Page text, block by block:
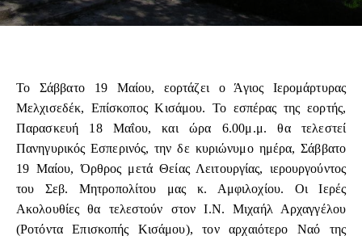
Το Σάββατο 19 Μαίου, εορτάζει ο Άγιος Ιερομάρτυρας
Μελχισεδέκ, Επίσκοπος Κισάμου. Το εσπέρας της εορτής,
Παρασκευή 18 Μαΐου, και ώρα 6.00μ.μ. θα τελεστεί
Πανηγυρικός Εσπερινός, την δε κυριώνυμο ημέρα, Σάββατο
19 Μαίου, Όρθρος μετά Θείας Λειτουργίας, ιερουργούντος
του Σεβ. Μητροπολίτου μας κ. Αμφιλοχίου. Οι Ιερές
Ακολουθίες θα τελεστούν στον Ι.Ν. Μιχαήλ Αρχαγγέλου
(Ροτόντα Επισκοπής Κισάμου), τον αρχαιότερο Ναό της